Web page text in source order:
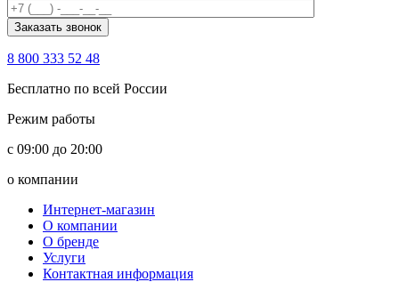
8 800 333 52 48
Бесплатно по всей России
Режим работы
с 09:00 до 20:00
о компании
Интернет-магазин
О компании
О бренде
Услуги
Контактная информация